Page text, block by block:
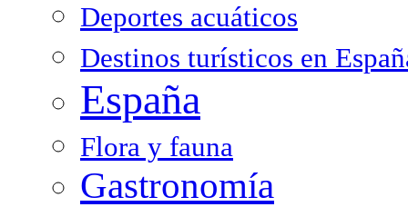
Deportes acuáticos
Destinos turísticos en
España
Flora y fauna
Gastronomía